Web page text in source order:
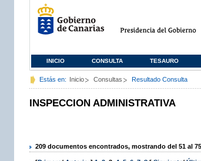
INICIO CONSULTA TESAURO
Estás en: Inicio Consultas Resultado Consulta
INSPECCION ADMINISTRATIVA
209 documentos encontrados, mostrando del 51 al